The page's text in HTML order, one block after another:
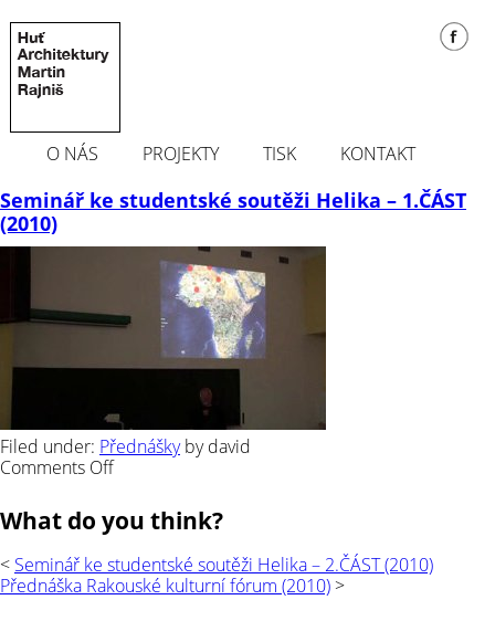
O NÁS PROJEKTY TISK KONTAKT
Seminář ke studentské soutěži Helika – 1.ČÁST
(2010)
Filed under: Přednáškyby david
Comments Offon
studentské
Helika
–
What do you think?
< Seminář ke studentské soutěži Helika – 2.ČÁST (2010)
Přednáška Rakouské kulturní fórum (2010) >